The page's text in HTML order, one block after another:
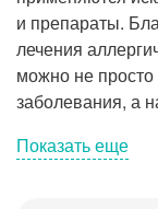
и препараты.
лечения
можно не
заболевания, а
Показать еще